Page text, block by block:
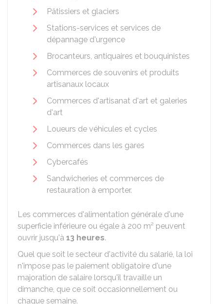
Pâtissiers et glaciers
Stations-services et services de
dépannage d'urgence
Brocanteurs, antiquaires et bouquinistes
Commerces de souvenirs et produits
artisanaux locaux
Commerces d'artisanat d'art et galeries
d'art
Loueurs de véhicules et cycles
Commerces dans les gares
Cybercafés
Sandwicheries et commerces de
restauration à emporter.
Les commerces d'alimentation générale d'une
superficie inférieure ou égale à 200 m² peuvent
ouvrir jusqu'à 13 heures.
Quel que soit le secteur d'activité du salarié, la loi
n'impose pas le paiement obligatoire d'une
majoration de salaire lorsqu'il travaille un
dimanche, que ce soit occasionnellement ou
chaque semaine.